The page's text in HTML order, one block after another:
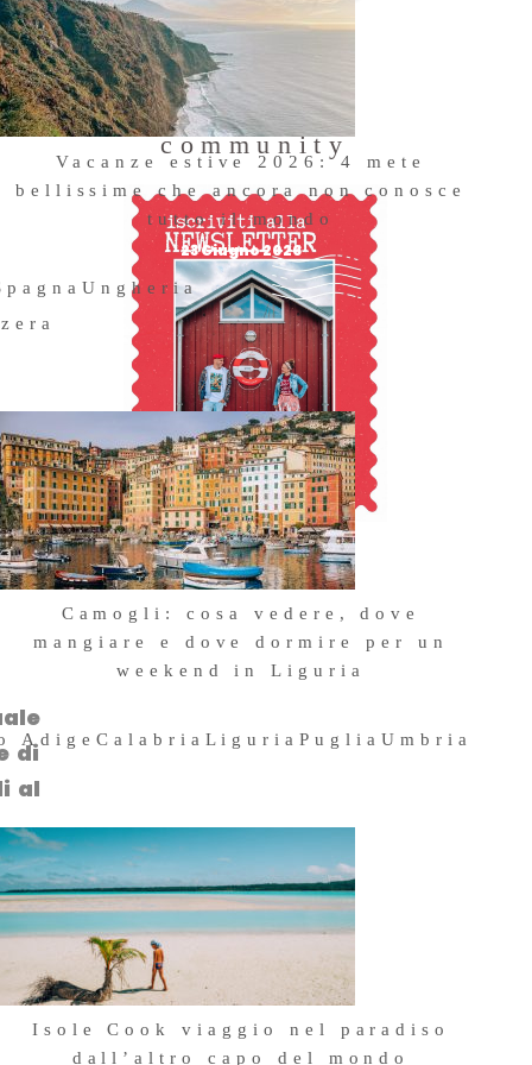
Vacanze estive 2026: 4 mete
bellissime che ancora non conosce
tutto il mondo
23 Giugno 2026
Ungheria
Camogli: cosa vedere, dove
mangiare e dove dormire per un
weekend in Liguria
Adige Calabria LiguriaPuglia Umbria
Isole Cook viaggio nel paradiso
dall’altro capo del mondo
di
al
Entra a far
parte della
community